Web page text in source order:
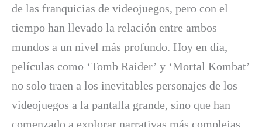
de las franquicias de videojuegos, pero con el
tiempo han llevado la relación entre ambos
mundos a un nivel más profundo. Hoy en día,
películas como ‘Tomb Raider’ y ‘Mortal Kombat’
no solo traen a los inevitables personajes de los
videojuegos a la pantalla grande, sino que han
comenzado a explorar narrativas más complejas,